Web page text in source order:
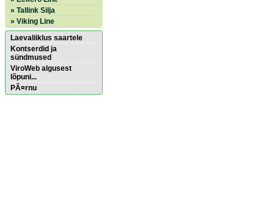
» Tallink Silja
» Viking Line
Laevaliiklus saartele
Kontserdid ja
sündmused
ViroWeb algusest
lõpuni...
PÃ¤rnu